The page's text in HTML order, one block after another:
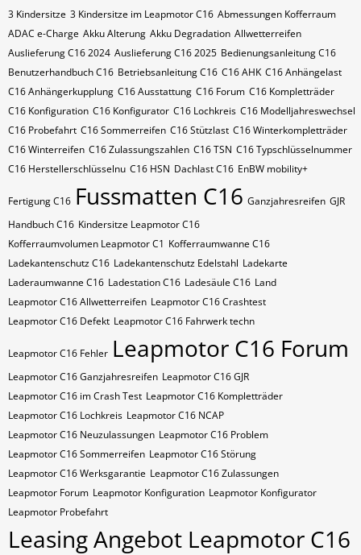
3 Kindersitze 3 Kindersitze im Leapmotor C16 Abmessungen Kofferraum
ADAC e-Charge Akku Alterung Akku Degradation Allwetterreifen
Auslieferung C16 2024 Auslieferung C16 2025 Bedienungsanleitung C16
Benutzerhandbuch C16 Betriebsanleitung C16 C16 AHK C16 Anhängelast
C16 Anhängerkupplung C16 Ausstattung C16 Forum C16 Kompletträder
C16 Konfiguration C16 Konfigurator C16 Lochkreis C16 Modelljahreswechsel
C16 Probefahrt C16 Sommerreifen C16 Stützlast C16 Winterkompletträder
C16 Winterreifen C16 Zulassungszahlen C16​​​​ TSN C16​​​​ Typschlüsselnummer
C16​​​​​ Herstellerschlüsselnu C16​​​​​ HSN Dachlast C16 EnBW mobility+
Fertigung C16 Fussmatten C16 Ganzjahresreifen GJR
Handbuch C16 Kindersitze Leapmotor C16
Kofferraumvolumen Leapmotor C1 Kofferraumwanne C16
Ladekantenschutz C16 Ladekantenschutz Edelstahl Ladekarte
Laderaumwanne C16 Ladestation C16 Ladesäule C16 Land
Leapmotor C16 Allwetterreifen Leapmotor C16 Crashtest
Leapmotor C16 Defekt Leapmotor C16 Fahrwerk techn
Leapmotor C16 Fehler Leapmotor C16 Forum
Leapmotor C16 Ganzjahresreifen Leapmotor C16 GJR
Leapmotor C16 im Crash Test Leapmotor C16 Kompletträder
Leapmotor C16 Lochkreis Leapmotor C16 NCAP
Leapmotor C16 Neuzulassungen Leapmotor C16 Problem
Leapmotor C16 Sommerreifen Leapmotor C16 Störung
Leapmotor C16 Werksgarantie Leapmotor C16 Zulassungen
Leapmotor Forum Leapmotor Konfiguration Leapmotor Konfigurator
Leapmotor Probefahrt
Leasing Angebot Leapmotor C16